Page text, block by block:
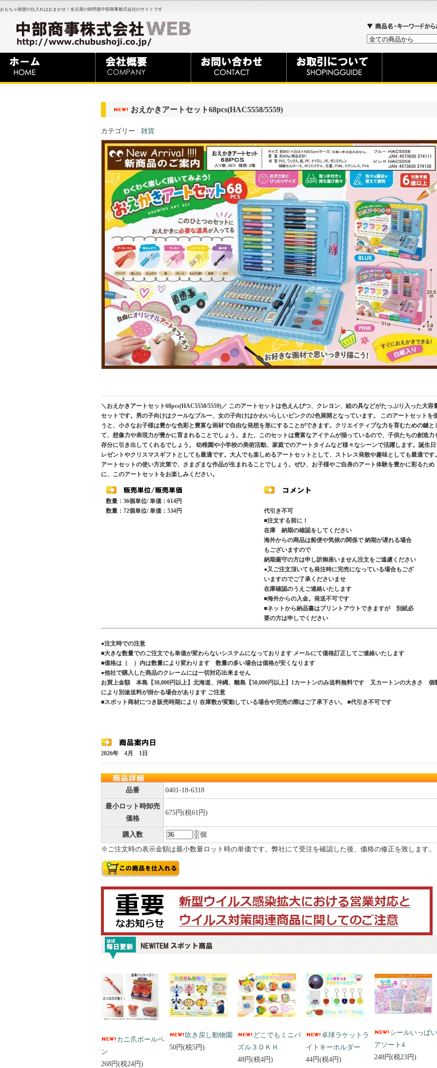
おもちゃ雑貨の仕入れはおまかせ！名古屋の卸問屋中部商事株式会社のサイトです
おえかきアートセット68pcs(HAC5558/5559)
カテゴリー : 雑貨
＼おえかきアートセット68pcs(HAC5558/5559)／ このアートセットは色えんぴつ、クレヨン、絵の具などがたっぷり入った大容
セットです。男の子向けはクールなブルー、女の子向けはかわいらしいピンクの2色展開となっています。 このアートセットを
うと、小さなお子様は豊かな色彩と豊富な画材で自由な発想を形にすることができます。クリエイティブな力を育むための鍵と
て、想像力や表現力が豊かに育まれることでしょう。また、このセットは豊富なアイテムが揃っているので、子供たちの創造力
存分に引き出してくれるでしょう。 幼稚園や小学校の美術活動、家庭でのアートタイムなど様々なシーンで活躍します。誕生
レゼントやクリスマスギフトとしても最適です。大人でも楽しめるアートセットとして、ストレス発散や趣味としても最適です
アートセットの使い方次第で、さまざまな作品が生まれることでしょう。ぜひ、お子様やご自身のアート体験を豊かに彩るため
に、このアートセットをお楽しみください。
数量：36個単位/ 単価：614円
数量：72個単位/ 単価：534円
代引き不可
■注文する前に！
在庫 納期の確認をしてください
海外からの商品は船便や気候の関係で 納期が遅れる場合
もございますので
納期厳守の方は申し訳御座いません注文をご遠慮ください
●又ご注文頂いても発注時に完売になっている場合もござ
いますのでご了承くださいませ
在庫確認のうえご連絡いたします
■海外からの入金。発送不可です
■ネットから納品書はプリントアウトできますが 別紙必
要の方は申しでください
●注文時での注意
■大きな数量でのご注文でも単価が変わらないシステムになっております メールにて価格訂正してご連絡いたします
■価格は（ ）内は数量により変わります 数量の多い場合は価格が安くなります
●他社で購入した商品のクレームには一切対応出来ません
お買上金額 本島【30,000円以上】北海道、沖縄、離島【50,000円以上】1カートンのみ送料無料です 又カートンの大きさ 個
により別途送料が掛かる場合があります ご注意
■スポット商材につき販売時期により 在庫数が変動している場合や完売の際はご了承下さい。 ■代引き不可です
2026年 4月 1日
品番 0401-18-6318
最小ロット時卸売
価格
675円(税61円)
購入数
個
※ご注文時の表示金額は最小数量ロット時の単価です。弊社にて受注を確認した後、価格の修正を致します。
カニ爪ボールペ
ン
268円(税24円)
吹き戻し動物園
50円(税5円)
どこでもミニパ
ズル３ＤＫＨ
48円(税4円)
卓球ラケットラ
イトキーホルダー
44円(税4円)
シールいっぱい
アソート4
248円(税23円)